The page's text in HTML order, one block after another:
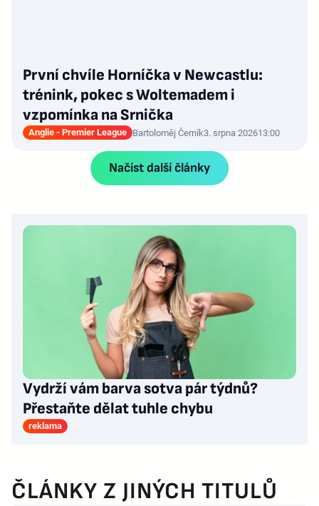
První chvíle Horníčka v Newcastlu:
trénink, pokec s Woltemadem i
vzpomínka na Srnička
Anglie - Premier League Bartoloměj Černík3. srpna 202613:00
Načíst další články
Vydrží vám barva sotva pár týdnů?
Přestaňte dělat tuhle chybu
reklama
ČLÁNKY Z JINÝCH TITULŮ